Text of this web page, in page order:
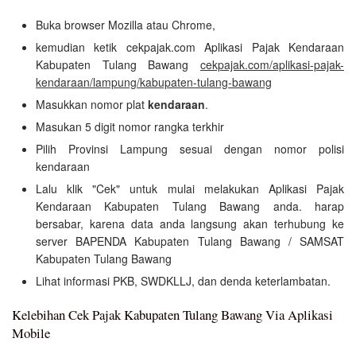
Buka browser Mozilla atau Chrome,
kemudian ketik cekpajak.com Aplikasi Pajak Kendaraan
Kabupaten Tulang Bawang cekpajak.com/aplikasi-pajak-
kendaraan/lampung/kabupaten-tulang-bawang
Masukkan nomor plat kendaraan.
Masukan 5 digit nomor rangka terkhir
Pilih Provinsi Lampung sesuai dengan nomor polisi
kendaraan
Lalu klik "Cek" untuk mulai melakukan Aplikasi Pajak
Kendaraan Kabupaten Tulang Bawang anda. harap
bersabar, karena data anda langsung akan terhubung ke
server BAPENDA Kabupaten Tulang Bawang / SAMSAT
Kabupaten Tulang Bawang
Lihat informasi PKB, SWDKLLJ, dan denda keterlambatan.
Kelebihan Cek Pajak Kabupaten Tulang Bawang Via Aplikasi
Mobile